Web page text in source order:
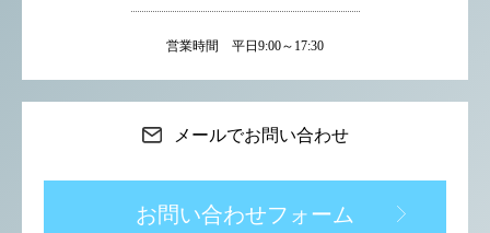
営業時間 平日9:00～17:30
メールでお問い合わせ
お問い合わせフォーム